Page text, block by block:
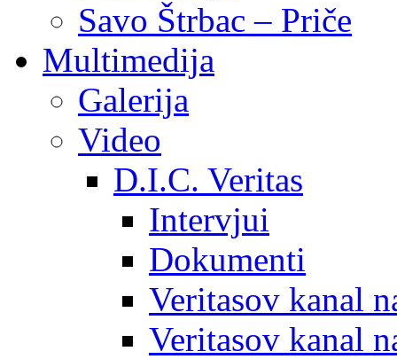
Savo Štrbac – Priče
Multimedija
Galerija
Video
D.I.C. Veritas
Intervjui
Dokumenti
Veritasov kanal
Veritasov kanal